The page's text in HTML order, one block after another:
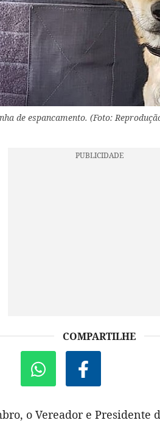
de espancamento. (Foto:
COMPARTILHE
o Vereador e Presidente